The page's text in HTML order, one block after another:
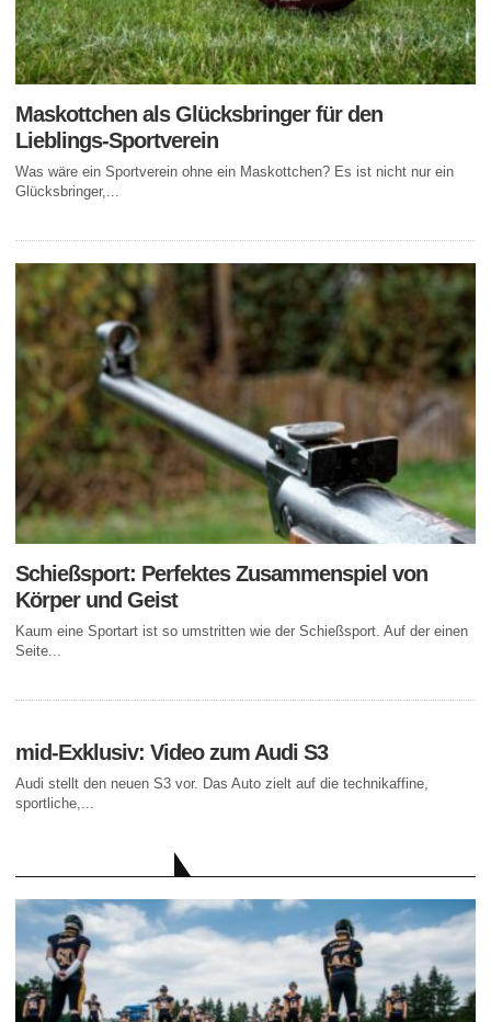
Maskottchen als Glücksbringer für den
Lieblings-Sportverein
Was wäre ein Sportverein ohne ein Maskottchen? Es ist nicht nur ein
Glücksbringer,...
Schießsport: Perfektes Zusammenspiel von
Körper und Geist
Kaum eine Sportart ist so umstritten wie der Schießsport. Auf der einen
Seite...
mid-Exklusiv: Video zum Audi S3
Audi stellt den neuen S3 vor. Das Auto zielt auf die technikaffine,
sportliche,...